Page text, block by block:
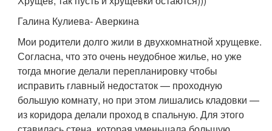
Галина Кулиева- Аверкина
Мои родители долго жили в двухкомнатной хрущевке.
Согласна, что это очень неудобное жилье, но уже
тогда многие делали перепланировку чтобы
исправить главный недостаток — проходную
большую комнату, но при этом лишались кладовки —
из коридора делали проход в спальную. Для этого